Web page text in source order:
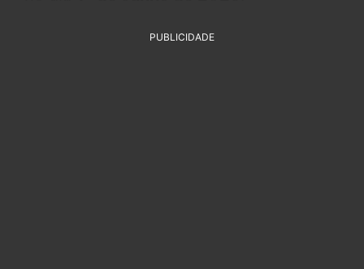
PUBLICIDADE